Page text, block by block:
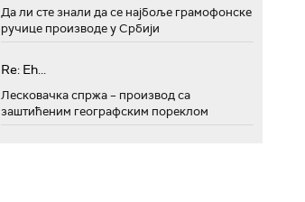
Да ли сте знали да се најбоље грамофонске
ручице производе у Србији
Re: Eh...
Лесковачка спржа – производ са
заштићеним географским пореклом